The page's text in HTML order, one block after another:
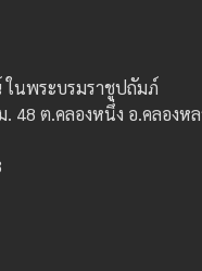
ในพระบรมราชูปถัมภ์
48 ต.คลองหนึ่ง อ.คลองห